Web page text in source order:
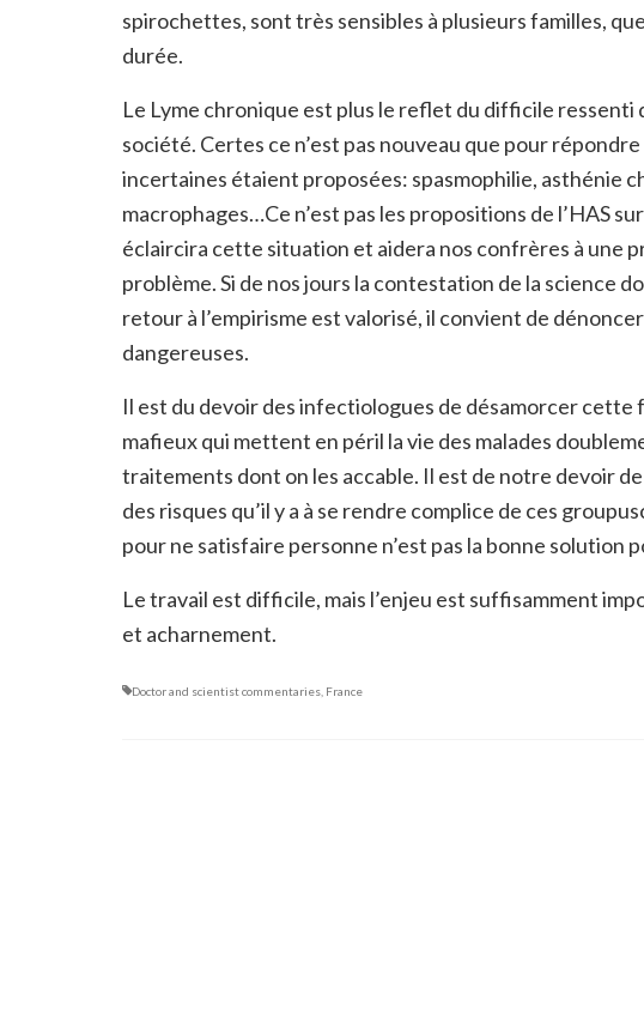
spirochettes, sont très sensibles à plusieurs familles,
durée.
Le Lyme chronique est plus le reflet du difficile
société. Certes ce n’est pas nouveau que pour
incertaines étaient proposées: spasmophilie, asthénie
macrophages…Ce n’est pas les propositions de l’HAS
éclaircira cette situation et aidera nos confrères à une
problème. Si de nos jours la contestation de la science
retour à l’empirisme est valorisé, il convient de
dangereuses.
Il est du devoir des infectiologues de désamorcer
mafieux qui mettent en péril la vie des malades
traitements dont on les accable. Il est de notre devoir
des risques qu’il y a à se rendre complice de ces
pour ne satisfaire personne n’est pas la bonne solution
Le travail est difficile, mais l’enjeu est suffisamment
et acharnement.
Doctor and scientist commentaries France